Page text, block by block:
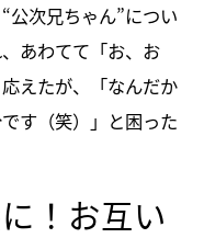
公次兄ちゃん”につい
あわてて「お、お
えたが、「なんだか
す（笑）」と困った
！お互い